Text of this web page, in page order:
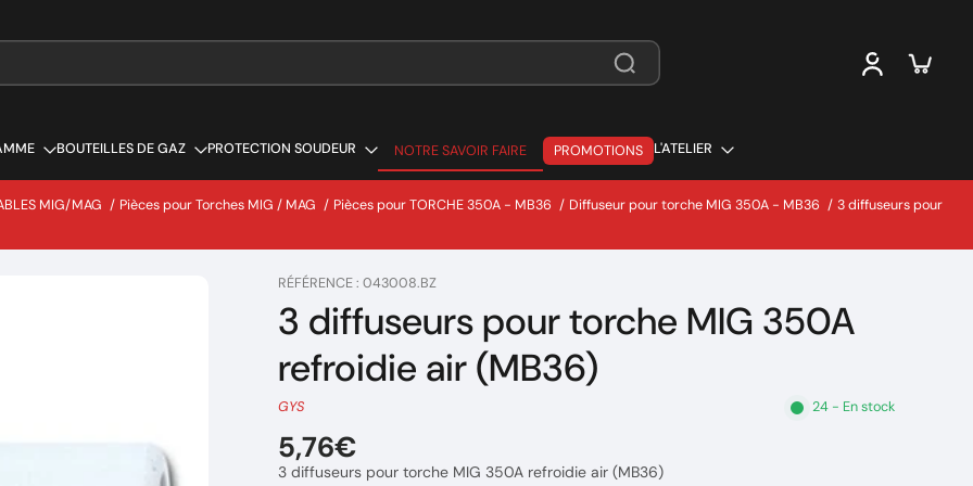
BOUTEILLES DE GAZ PROTECTION SOUDEUR
NOTRE SAVOIR FAIRE
NOTRE SAVOIR FAIRE
PROMOTIONS L'ATELIER
MIG/MAG / Pièces pour Torches MIG / MAG / Pièces pour TORCHE 350A - MB36 / Diffuseur pour torche MIG 350A - MB36 / 3 diffuseurs pour
RÉFÉRENCE : 043008.BZ
3 diffuseurs pour torche MIG 350A
refroidie air (MB36)
GYS 24 - En stock
5,76€
3 diffuseurs pour torche MIG 350A refroidie air (MB36)